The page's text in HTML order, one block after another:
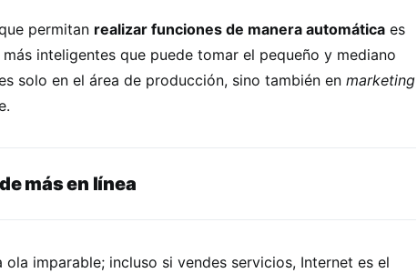
permitan realizar funciones de manera automática es
inteligentes que puede tomar el pequeño y mediano
solo en el área de producción, sino también en marketing
más en línea
ola imparable; incluso si vendes servicios, Internet es el